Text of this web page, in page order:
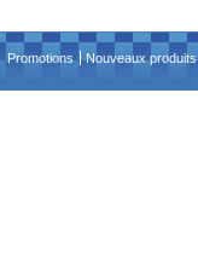
Promotions Nouveaux produits